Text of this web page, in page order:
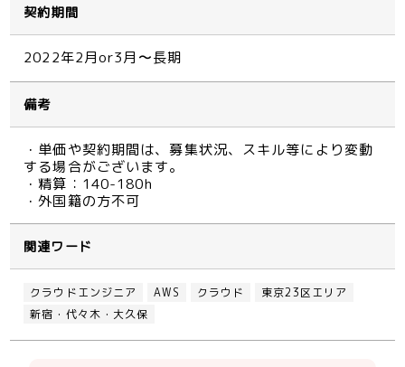
契約期間
2022年2月or3月〜長期
備考
・単価や契約期間は、募集状況、スキル等により変動
する場合がございます。
・精算：140-180h
・外国籍の方不可
関連ワード
クラウドエンジニア AWS クラウド
東京23区エリア
新宿・代々木・大久保